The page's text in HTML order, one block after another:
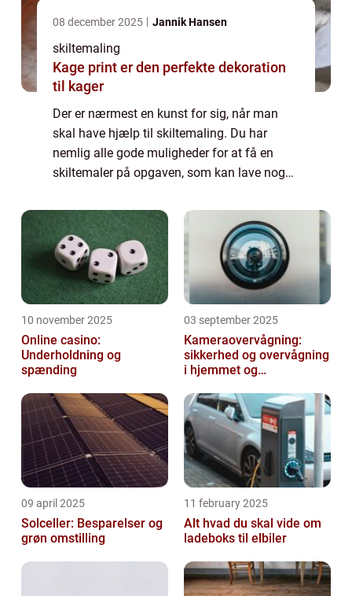
08 december 2025 Jannik Hansen
skiltemaling
Kage print er den perfekte dekoration
til kager
Der er nærmest en kunst for sig, når man
skal have hjælp til skiltemaling. Du har
nemlig alle gode muligheder for at få en
skiltemaler på opgaven, som kan lave noget
10 november 2025
Online casino:
Underholdning og
spænding
03 september 2025
Kameraovervågning:
sikkerhed og overvågning
i hjemmet og
09 april 2025
Solceller: Besparelser og
grøn omstilling
11 february 2025
Alt hvad du skal vide om
ladeboks til elbiler